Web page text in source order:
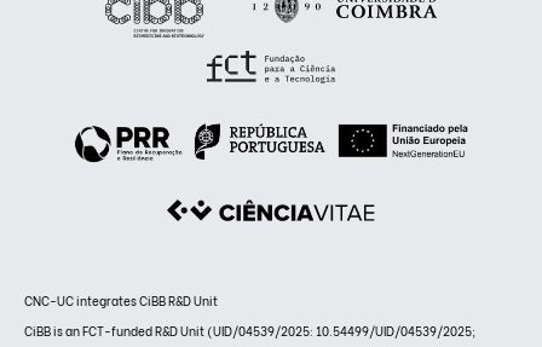
CNC-UC integrates CiBB R&D Unit
CiBB is an FCT-funded R&D Unit (UID/04539/2025: 10.54499/UID/04539/2025;